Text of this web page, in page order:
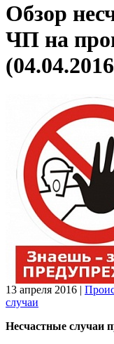
Обзор
ЧП на
13 апреля 2016 |
случаи
Несчастные случаи